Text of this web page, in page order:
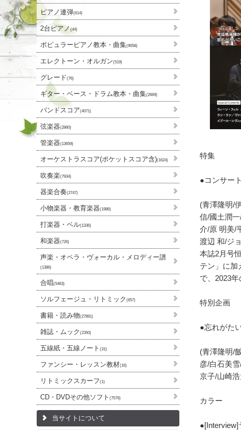
ピアノ連弾(614)
2台ピアノ(44)
ポピュラーピアノ教本・曲集(9058)
エレクトーン・オルガン(519)
グレード(76)
ギター・ベース・ドラム教本・曲集(2669)
バンドスコア(4071)
弦楽器(2860)
管楽器(13659)
オーケストラスコア(ポケットスコア含)(1624)
吹奏楽(7934)
器楽合奏(2747)
小物楽器・教育楽器(1986)
打楽器・ベル(1336)
和楽器(726)
声楽・オペラ・ヴォーカル・メロディー譜
(1386)
合唱(5463)
ソルフェージュ・リトミック (657)
書籍・読み物(27891)
雑誌・ムック (2350)
五線紙・五線ノート (31)
ファンシー・レッスン教材(16)
リトミックスカーフ(1)
CD・DVDその他ソフト (7576)
当サイトについて
特集
●コンサー
(青澤隆明/
信/國土潤
介/原 明美/
渡辺 和/ジ
本誌2月号
テン」に加
で、2023年
特別企画
●忘れがた
(青澤隆明/
彦/白石美
京子/山崎
カラー